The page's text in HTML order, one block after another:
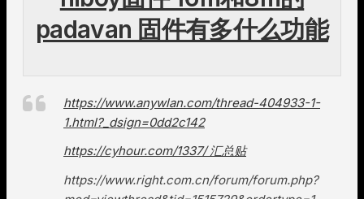
padavan 固件有多什么功能
https://www.anywlan.com/thread-404933-1-
1.html?_dsign=0dd2c142
https://cyhour.com/1337/ 汇总贴
https://www.right.com.cn/forum/forum.php?